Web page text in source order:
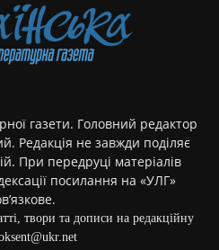
газети. Головний редактор
Редакція не завжди поділяє
При передруці матеріалів
посилання на «УЛГ»
твори та дописи на редакційну